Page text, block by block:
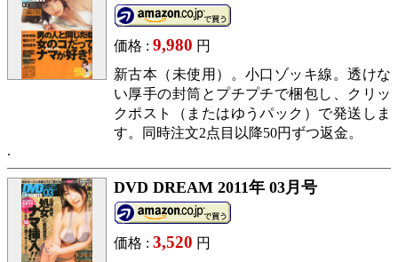
価格 : 9,980 円
新古本（未使用）。小口ゾッキ線。透けな
い厚手の封筒とプチプチで梱包し、クリッ
クポスト（またはゆうパック）で発送しま
す。同時注文2点目以降50円ずつ返金。
DVD DREAM 2011年 03月号
価格 : 3,520 円